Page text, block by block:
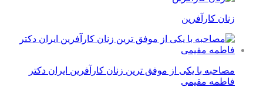
زنان کارآفرین
مصاحبه با یکی از موفق ترین زنان کارآفرین ایران دکتر
فاطمه مقیمی